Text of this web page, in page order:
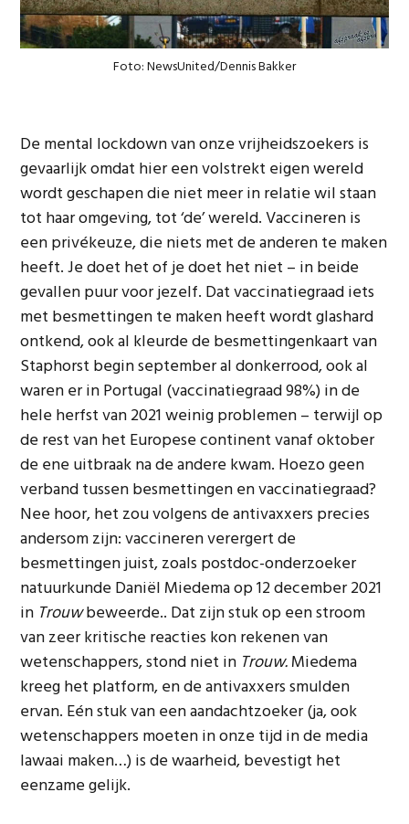
Foto: NewsUnited/Dennis Bakker
De mental lockdown van onze vrijheidszoekers is
gevaarlijk omdat hier een volstrekt eigen wereld
wordt geschapen die niet meer in relatie wil staan
tot haar omgeving, tot ‘de’ wereld. Vaccineren is
een privékeuze, die niets met de anderen te maken
heeft. Je doet het of je doet het niet – in beide
gevallen puur voor jezelf. Dat vaccinatiegraad iets
met besmettingen te maken heeft wordt glashard
ontkend, ook al kleurde de besmettingenkaart van
Staphorst begin september al donkerrood, ook al
waren er in Portugal (vaccinatiegraad 98%) in de
hele herfst van 2021 weinig problemen – terwijl op
de rest van het Europese continent vanaf oktober
de ene uitbraak na de andere kwam. Hoezo geen
verband tussen besmettingen en vaccinatiegraad?
Nee hoor, het zou volgens de antivaxxers precies
andersom zijn: vaccineren verergert de
besmettingen juist, zoals postdoc-onderzoeker
natuurkunde Daniël Miedema op 12 december 2021
in Trouwbeweerde.. Dat zijn stuk op een stroom
van zeer kritische reacties kon rekenen van
wetenschappers, stond niet in Trouw.Miedema
kreeg het platform, en de antivaxxers smulden
ervan. Eén stuk van een aandachtzoeker (ja, ook
wetenschappers moeten in onze tijd in de media
lawaai maken…) is de waarheid, bevestigt het
eenzame gelijk.